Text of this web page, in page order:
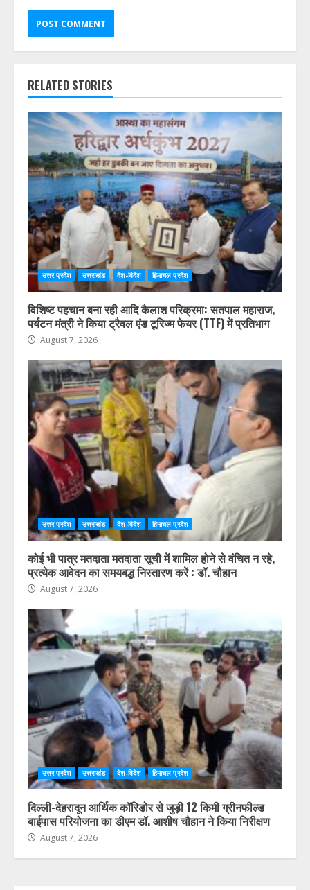
RELATED STORIES
उत्तर प्रदेश उत्तराखंड देश-विदेश हिमाचल प्रदेश
विशिष्ट पहचान बना रही आदि कैलाश परिक्रमा: सतपाल महाराज,
पर्यटन मंत्री ने किया ट्रैवल एंड टूरिज्म फेयर (TTF) में प्रतिभाग
August 7, 2026
उत्तर प्रदेश उत्तराखंड देश-विदेश हिमाचल प्रदेश
कोई भी पात्र मतदाता मतदाता सूची में शामिल होने से वंचित न रहे,
प्रत्येक आवेदन का समयबद्ध निस्तारण करें : डॉ. चौहान
August 7, 2026
उत्तर प्रदेश उत्तराखंड देश-विदेश हिमाचल प्रदेश
दिल्ली-देहरादून आर्थिक कॉरिडोर से जुड़ी 12 किमी ग्रीनफील्ड
बाईपास परियोजना का डीएम डॉ. आशीष चौहान ने किया निरीक्षण
August 7, 2026